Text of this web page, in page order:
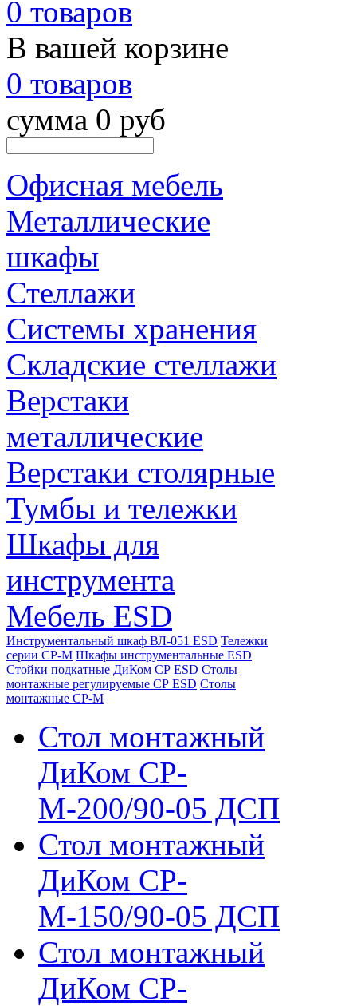
0 товаров
В вашей корзине
0 товаров
сумма 0 руб
Офисная мебель
Металлические
шкафы
Стеллажи
Системы хранения
Складские стеллажи
Верстаки
металлические
Верстаки столярные
Тумбы и тележки
Шкафы для
инструмента
Мебель ESD
Инструментальный шкаф ВЛ-051 ESD Тележки
серии СР-М Шкафы инструментальные ESD
Стойки подкатные ДиКом СР ESD Столы
монтажные регулируемые СР ESD Столы
монтажные СР-М
Стол монтажный
ДиКом СР-
М-200/90-05 ДСП
Стол монтажный
ДиКом СР-
М-150/90-05 ДСП
Стол монтажный
ДиКом СР-